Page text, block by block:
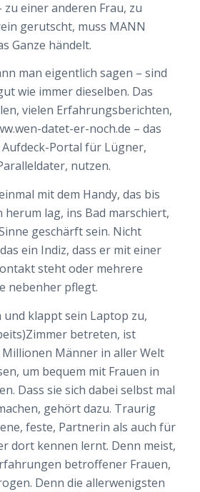
einer anderen Frau, zu
gerutscht, muss MANN
Ganze händelt.
man eigentlich sagen – sind
wie immer dieselben. Das
vielen Erfahrungsberichten,
datet-er-noch.de – das
Portal für Lügner,
nutzen.
mit dem Handy, das bis
lag, ins Bad marschiert,
geschärft sein. Nicht
ein Indiz, dass er mit einer
steht oder mehrere
nebenher pflegt.
klappt sein Laptop zu,
betreten, ist
Männer in aller Welt
um bequem mit Frauen in
Dass sie sich dabei selbst mal
gehört dazu. Traurig
feste, Partnerin als auch für
dort kennen lernt. Denn meist,
betroffener Frauen,
Denn die allerwenigsten